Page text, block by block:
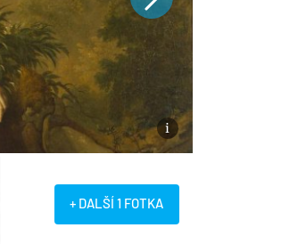
+ DALŠÍ 1 FOTKA